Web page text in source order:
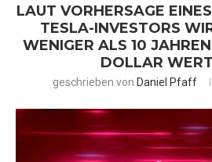
LAUT VORHERSAGE
TESLA-INVESTORS
WENIGER ALS 10
DOLLAR
geschrieben von Daniel Pfaff